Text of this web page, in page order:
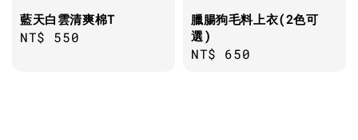
藍天白雲清爽棉T
Regular
NT$ 550
臘腸狗毛料上衣(2色可
選)
Regular
NT$ 650